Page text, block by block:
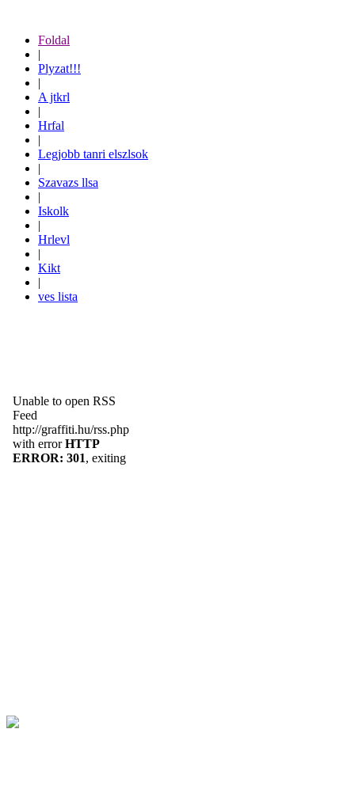
Foldal
|
Plyzat!!!
|
A jtkrl
|
Hrfal
|
Legjobb tanri elszlsok
|
Szavazs llsa
|
Iskolk
|
Hrlevl
|
Kikt
|
ves lista